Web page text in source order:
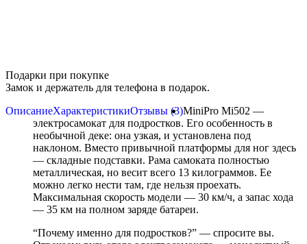
Подарки при покупке
Замок и держатель для телефона в подарок.
ОписаниеХарактеристикиОтзывы (3)MiniPro Mi502 —
электросамокат для подростков. Его особенность в
необычной деке: она узкая, и установлена под
наклоном. Вместо привычной платформы для ног здесь
— складные подставки. Рама самоката полностью
металлическая, но весит всего 13 килограммов. Ее
можно легко нести там, где нельзя проехать.
Максимальная скорость модели — 30 км/ч, а запас хода
— 35 км на полном заряде батареи.
“Почему именно для подростков?” — спросите вы.